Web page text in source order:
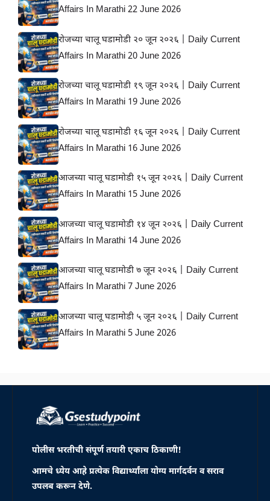
Affairs In Marathi 22 June 2026
रोजच्या चालू घडामोडी २० जून २०२६ | Daily Current
Affairs In Marathi 20 June 2026
रोजच्या चालू घडामोडी १९ जून २०२६ | Daily Current
Affairs In Marathi 19 June 2026
रोजच्या चालू घडामोडी १६ जून २०२६ | Daily Current
Affairs In Marathi 16 June 2026
आजच्या चालू घडामोडी १५ जून २०२६ | Daily Current
Affairs In Marathi 15 June 2026
आजच्या चालू घडामोडी १४ जून २०२६ | Daily Current
Affairs In Marathi 14 June 2026
आजच्या चालू घडामोडी ७ जून २०२६ | Daily Current
Affairs In Marathi 7 June 2026
आजच्या चालू घडामोडी ५ जून २०२६ | Daily Current
Affairs In Marathi 5 June 2026
पोलीस भरतीची संपूर्ण तयारी एकाच ठिकाणी!
आमचे ध्येय आहे प्रत्येक विद्यार्थ्यांला योग्य मार्गदर्वन व सराव
उपलब करून देणे.